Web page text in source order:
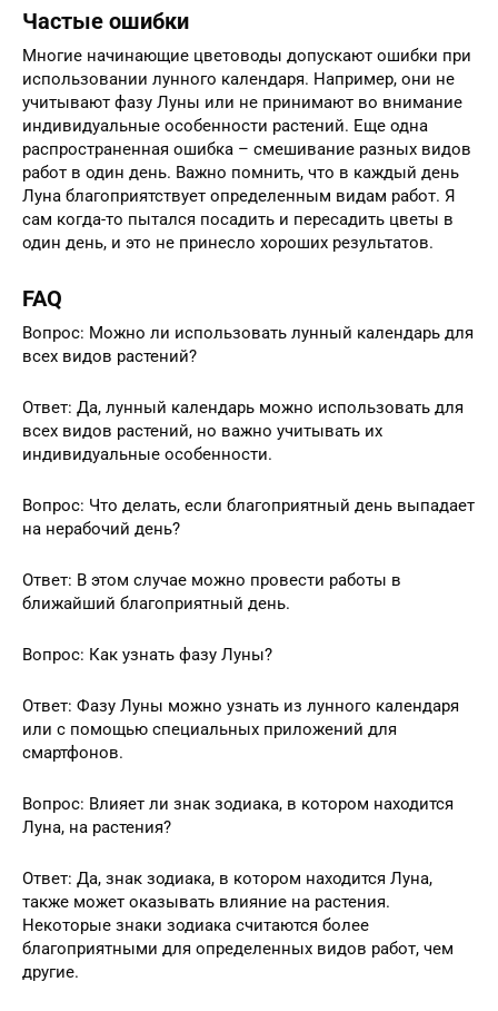
Частые ошибки
Многие начинающие цветоводы допускают ошибки при
использовании лунного календаря. Например, они не
учитывают фазу Луны или не принимают во внимание
индивидуальные особенности растений. Еще одна
распространенная ошибка – смешивание разных видов
работ в один день. Важно помнить, что в каждый день
Луна благоприятствует определенным видам работ. Я
сам когда-то пытался посадить и пересадить цветы в
один день, и это не принесло хороших результатов.
FAQ
Вопрос: Можно ли использовать лунный календарь для
всех видов растений?
Ответ: Да, лунный календарь можно использовать для
всех видов растений, но важно учитывать их
индивидуальные особенности.
Вопрос: Что делать, если благоприятный день выпадает
на нерабочий день?
Ответ: В этом случае можно провести работы в
ближайший благоприятный день.
Вопрос: Как узнать фазу Луны?
Ответ: Фазу Луны можно узнать из лунного календаря
или с помощью специальных приложений для
смартфонов.
Вопрос: Влияет ли знак зодиака, в котором находится
Луна, на растения?
Ответ: Да, знак зодиака, в котором находится Луна,
также может оказывать влияние на растения.
Некоторые знаки зодиака считаются более
благоприятными для определенных видов работ, чем
другие.